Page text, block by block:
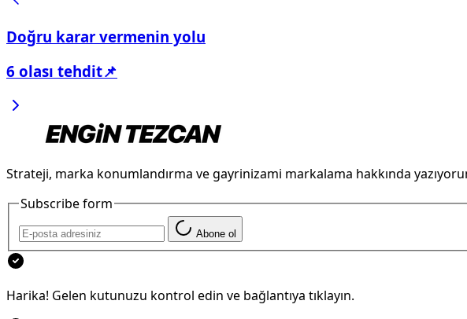
Doğru karar vermenin yolu
6 olası tehdit📌
Strateji, marka konumlandırma ve gayrinizami markalama hakkında
Subscribe form
Abone ol
Harika! Gelen kutunuzu kontrol edin ve bağlantıya tıklayın.